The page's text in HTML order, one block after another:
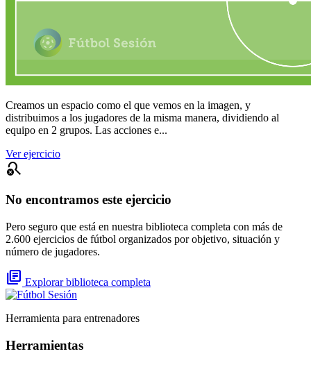
Creamos un espacio como el que vemos en la imagen, y
distribuimos a los jugadores de la misma manera, dividiendo al
equipo en 2 grupos. Las acciones e...
Ver ejercicio
search_off
No encontramos este ejercicio
Pero seguro que está en nuestra biblioteca completa con más de
2.600 ejercicios de fútbol organizados por objetivo, situación y
número de jugadores.
library_books Explorar biblioteca completa
Herramienta para entrenadores
Herramientas